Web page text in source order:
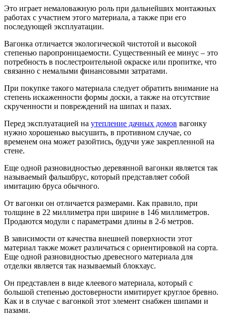
Это играет немаловажную роль при дальнейших монтажных
работах с участием этого материала, а также при его
последующей эксплуатации.
Вагонка отличается экологической чистотой и высокой
степенью паропроницаемости. Существенный ее минус – это
потребность в послестроительной окраске или пропитке, что
связанно с немалыми финансовыми затратами.
При покупке такого материала следует обратить внимание на
степень искаженности формы доски, а также на отсутствие
скрученности и повреждений на шипах и пазах.
Перед эксплуатацией на утепление дачных домов вагонку
нужно хорошенько высушить, в противном случае, со
временем она может разойтись, будучи уже закрепленной на
стене.
Еще одной разновидностью деревянной вагонки является так
называемый фальшбрус, который представляет собой
имитацию бруса обычного.
От вагонки он отличается размерами. Как правило, при
толщине в 22 миллиметра при ширине в 146 миллиметров.
Продаются модули с параметрами длины в 2-6 метров.
В зависимости от качества внешней поверхности этот
материал также может различаться с ориентировкой на сорта.
Еще одной разновидностью древесного материала для
отделки является так называемый блокхаус.
Он представлен в виде клеевого материала, который с
большой степенью достоверности имитирует круглое бревно.
Как и в случае с вагонкой этот элемент снабжен шипами и
пазами.